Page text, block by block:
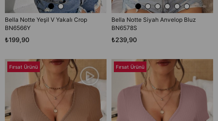
Bella Notte Yeşil V Yakalı Crop
BN6566Y
₺199,90
Bella Notte Siyah Anvelop Bluz
BN6578S
₺239,90
Fırsat Ürünü Fırsat Ürünü